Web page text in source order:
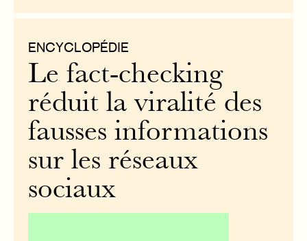
ENCYCLOPÉDIE
Le fact-checking
réduit la viralité des
fausses informations
sur les réseaux
sociaux